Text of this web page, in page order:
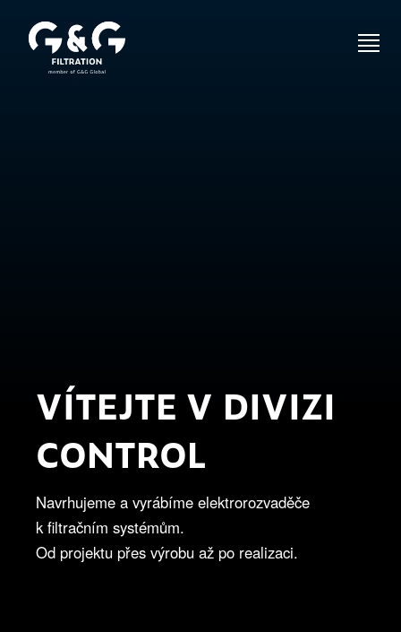
VÍTEJTE V DIVIZI
CONTROL
Navrhujeme a vyrábíme elektrorozvaděče
k filtračním systémům.
Od projektu přes výrobu až po realizaci.